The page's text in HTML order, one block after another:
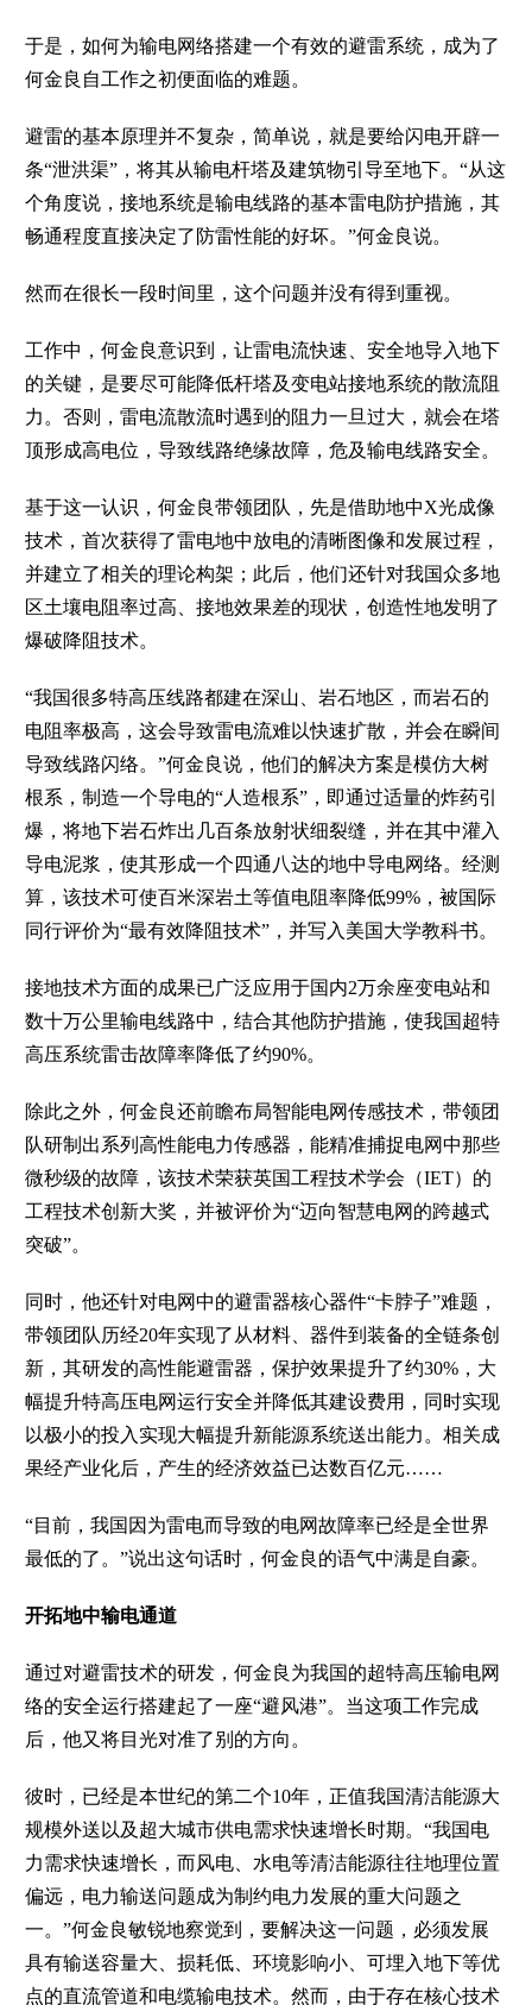
于是，如何为输电网络搭建一个有效的避雷系统，成为了
何金良自工作之初便面临的难题。
避雷的基本原理并不复杂，简单说，就是要给闪电开辟一
条“泄洪渠”，将其从输电杆塔及建筑物引导至地下。“从这
个角度说，接地系统是输电线路的基本雷电防护措施，其
畅通程度直接决定了防雷性能的好坏。”何金良说。
然而在很长一段时间里，这个问题并没有得到重视。
工作中，何金良意识到，让雷电流快速、安全地导入地下
的关键，是要尽可能降低杆塔及变电站接地系统的散流阻
力。否则，雷电流散流时遇到的阻力一旦过大，就会在塔
顶形成高电位，导致线路绝缘故障，危及输电线路安全。
基于这一认识，何金良带领团队，先是借助地中X光成像
技术，首次获得了雷电地中放电的清晰图像和发展过程，
并建立了相关的理论构架；此后，他们还针对我国众多地
区土壤电阻率过高、接地效果差的现状，创造性地发明了
爆破降阻技术。
“我国很多特高压线路都建在深山、岩石地区，而岩石的
电阻率极高，这会导致雷电流难以快速扩散，并会在瞬间
导致线路闪络。”何金良说，他们的解决方案是模仿大树
根系，制造一个导电的“人造根系”，即通过适量的炸药引
爆，将地下岩石炸出几百条放射状细裂缝，并在其中灌入
导电泥浆，使其形成一个四通八达的地中导电网络。经测
算，该技术可使百米深岩土等值电阻率降低99%，被国际
同行评价为“最有效降阻技术”，并写入美国大学教科书。
接地技术方面的成果已广泛应用于国内2万余座变电站和
数十万公里输电线路中，结合其他防护措施，使我国超特
高压系统雷击故障率降低了约90%。
除此之外，何金良还前瞻布局智能电网传感技术，带领团
队研制出系列高性能电力传感器，能精准捕捉电网中那些
微秒级的故障，该技术荣获英国工程技术学会（IET）的
工程技术创新大奖，并被评价为“迈向智慧电网的跨越式
突破”。
同时，他还针对电网中的避雷器核心器件“卡脖子”难题，
带领团队历经20年实现了从材料、器件到装备的全链条创
新，其研发的高性能避雷器，保护效果提升了约30%，大
幅提升特高压电网运行安全并降低其建设费用，同时实现
以极小的投入实现大幅提升新能源系统送出能力。相关成
果经产业化后，产生的经济效益已达数百亿元……
“目前，我国因为雷电而导致的电网故障率已经是全世界
最低的了。”说出这句话时，何金良的语气中满是自豪。
开拓地中输电通道
通过对避雷技术的研发，何金良为我国的超特高压输电网
络的安全运行搭建起了一座“避风港”。当这项工作完成
后，他又将目光对准了别的方向。
彼时，已经是本世纪的第二个10年，正值我国清洁能源大
规模外送以及超大城市供电需求快速增长时期。“我国电
力需求快速增长，而风电、水电等清洁能源往往地理位置
偏远，电力输送问题成为制约电力发展的重大问题之
一。”何金良敏锐地察觉到，要解决这一问题，必须发展
具有输送容量大、损耗低、环境影响小、可埋入地下等优
点的直流管道和电缆输电技术。然而，由于存在核心技术